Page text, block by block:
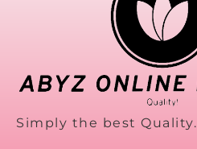
Simply the best Quality.